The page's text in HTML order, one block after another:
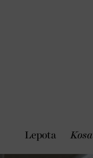
Lepota Kosa